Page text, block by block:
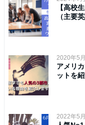
【高校
（主要
2020年5
アメリ
ットを
2022年5